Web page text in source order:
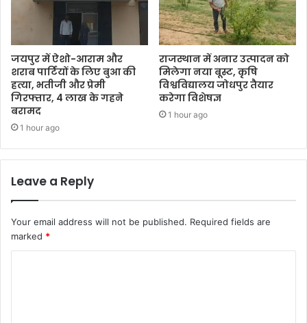
जयपुर में ऐशो-आराम और
शराब पार्टियों के लिए बुआ की
हत्या, भतीजी और प्रेमी
गिरफ्तार, 4 लाख के गहने
बरामद
1 hour ago
राजस्थान में अनार उत्पादन को
मिलेगा नया बूस्ट, कृषि
विश्वविद्यालय जोधपुर तैयार
करेगा विशेषज्ञ
1 hour ago
Leave a Reply
Your email address will not be published. Required fields are
marked *